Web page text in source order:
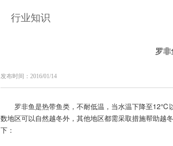
行业知识
罗非
发布时间：2016/01/14
罗非鱼是热带鱼类，不耐低温，当水温下降至12℃
数地区可以自然越冬外，其他地区都需采取措施帮助越
下：